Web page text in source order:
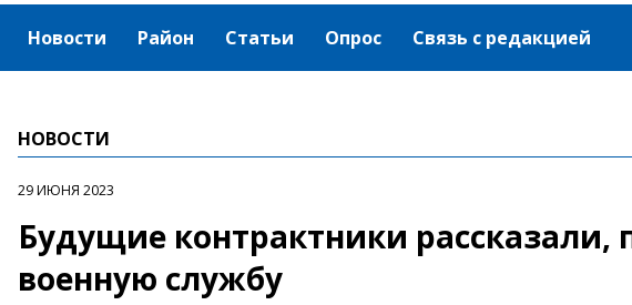
Новости Район Статьи Опрос Связь с редакцией
НОВОСТИ
29 ИЮНЯ 2023
Будущие контрактники рассказали,
военную службу